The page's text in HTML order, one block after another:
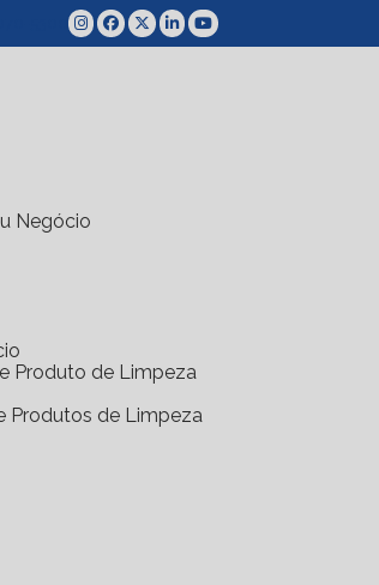
Negócio
Produto de Limpeza
Produtos de Limpeza